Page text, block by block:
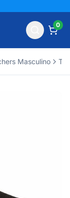
0
Masculino